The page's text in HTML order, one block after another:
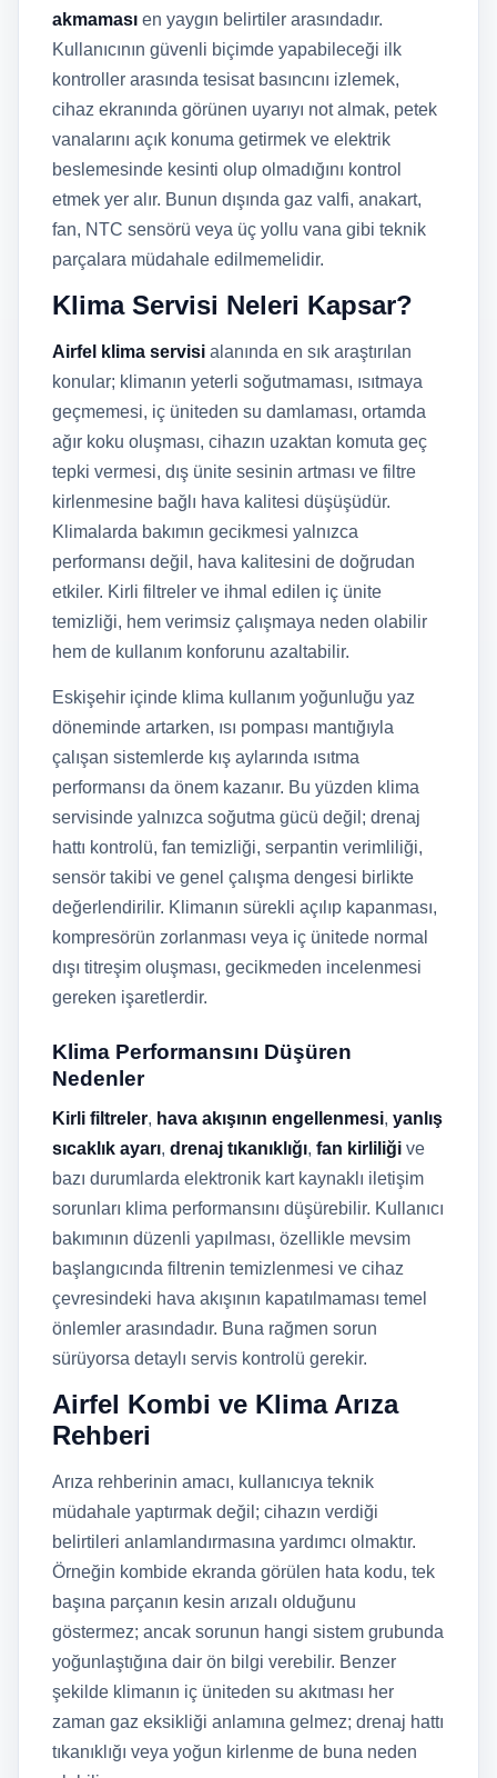
akmaması en yaygın belirtiler arasındadır.
Kullanıcının güvenli biçimde yapabileceği ilk
kontroller arasında tesisat basıncını izlemek,
cihaz ekranında görünen uyarıyı not almak, petek
vanalarını açık konuma getirmek ve elektrik
beslemesinde kesinti olup olmadığını kontrol
etmek yer alır. Bunun dışında gaz valfi, anakart,
fan, NTC sensörü veya üç yollu vana gibi teknik
parçalara müdahale edilmemelidir.
Klima Servisi Neleri Kapsar?
Airfel klima servisi alanında en sık araştırılan
konular; klimanın yeterli soğutmaması, ısıtmaya
geçmemesi, iç üniteden su damlaması, ortamda
ağır koku oluşması, cihazın uzaktan komuta geç
tepki vermesi, dış ünite sesinin artması ve filtre
kirlenmesine bağlı hava kalitesi düşüşüdür.
Klimalarda bakımın gecikmesi yalnızca
performansı değil, hava kalitesini de doğrudan
etkiler. Kirli filtreler ve ihmal edilen iç ünite
temizliği, hem verimsiz çalışmaya neden olabilir
hem de kullanım konforunu azaltabilir.
Eskişehir içinde klima kullanım yoğunluğu yaz
döneminde artarken, ısı pompası mantığıyla
çalışan sistemlerde kış aylarında ısıtma
performansı da önem kazanır. Bu yüzden klima
servisinde yalnızca soğutma gücü değil; drenaj
hattı kontrolü, fan temizliği, serpantin verimliliği,
sensör takibi ve genel çalışma dengesi birlikte
değerlendirilir. Klimanın sürekli açılıp kapanması,
kompresörün zorlanması veya iç ünitede normal
dışı titreşim oluşması, gecikmeden incelenmesi
gereken işaretlerdir.
Klima Performansını Düşüren
Nedenler
Kirli filtreler, hava akışının engellenmesi, yanlış
sıcaklık ayarı, drenaj tıkanıklığı, fan kirliliği ve
bazı durumlarda elektronik kart kaynaklı iletişim
sorunları klima performansını düşürebilir. Kullanıcı
bakımının düzenli yapılması, özellikle mevsim
başlangıcında filtrenin temizlenmesi ve cihaz
çevresindeki hava akışının kapatılmaması temel
önlemler arasındadır. Buna rağmen sorun
sürüyorsa detaylı servis kontrolü gerekir.
Airfel Kombi ve Klima Arıza
Rehberi
Arıza rehberinin amacı, kullanıcıya teknik
müdahale yaptırmak değil; cihazın verdiği
belirtileri anlamlandırmasına yardımcı olmaktır.
Örneğin kombide ekranda görülen hata kodu, tek
başına parçanın kesin arızalı olduğunu
göstermez; ancak sorunun hangi sistem grubunda
yoğunlaştığına dair ön bilgi verebilir. Benzer
şekilde klimanın iç üniteden su akıtması her
zaman gaz eksikliği anlamına gelmez; drenaj hattı
tıkanıklığı veya yoğun kirlenme de buna neden